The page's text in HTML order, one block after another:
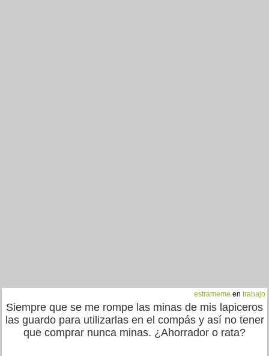
estrameme en trabajo
Siempre que se me rompe las minas de mis lapiceros
las guardo para utilizarlas en el compás y así no tener
que comprar nunca minas. ¿Ahorrador o rata?